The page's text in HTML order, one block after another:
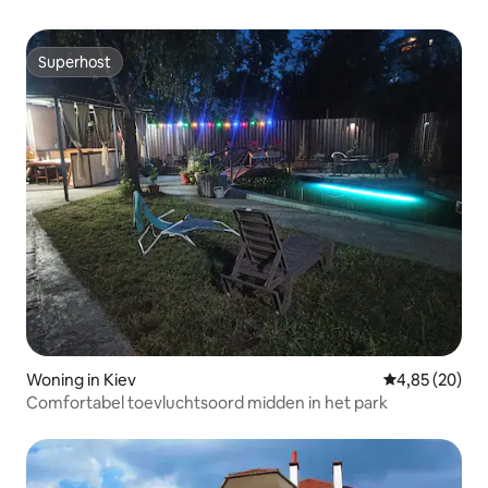
Superhost
Superhost
Woning in Kiev Gemiddelde
4,85 (20)
Comfortabel toevluchtsoord midden in het park